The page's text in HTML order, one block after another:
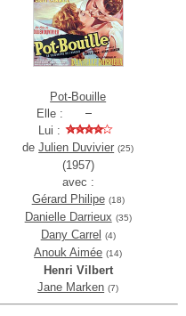
Pot-Bouille
Elle :
Lui :
deJulien Duvivier (25)
(1957)
avec :
Gérard Philipe (18)
Danielle Darrieux (35)
Dany Carrel (4)
Anouk Aimée (14)
Henri Vilbert
Jane Marken (7)